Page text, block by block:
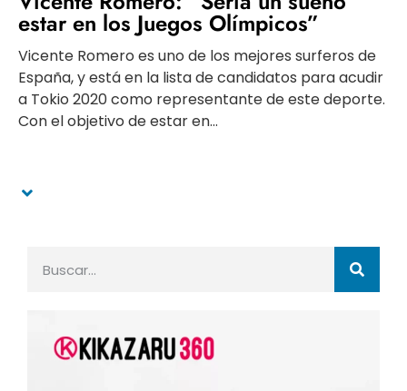
estar en los Juegos Olímpicos”
Vicente Romero es uno de los mejores surferos de
España, y está en la lista de candidatos para acudir
a Tokio 2020 como representante de este deporte.
Con el objetivo de estar en...